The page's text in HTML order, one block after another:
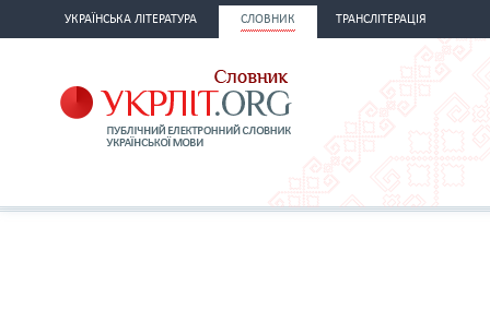
УКРАЇНСЬКА ЛІТЕРАТУРА СЛОВНИК ТРАНСЛІТЕРАЦІЯ